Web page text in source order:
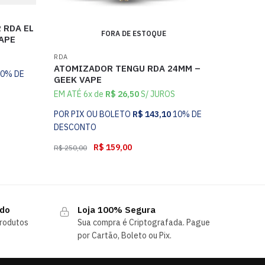
EL
DE
FORA DE ESTOQUE
RDA
ATOMIZADOR TENGU RDA 24MM –
GEEK VAPE
EM ATÉ 6x de R$ 26,50S/ JUROS
POR PIX OU BOLETO R$ 143,1010% DE
DESCONTO
R$250,00 R$ 159,00
Loja 100% Segura
Sua compra é Criptografada. Pague
por Cartão, Boleto ou Pix.